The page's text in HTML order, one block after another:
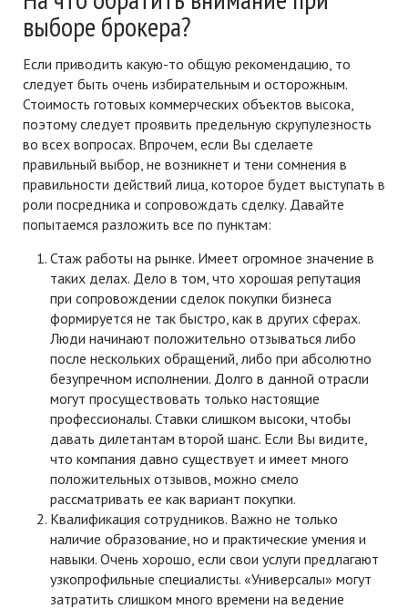
выборе брокера?
Если приводить какую-то общую рекомендацию, то
следует быть очень избирательным и осторожным.
Стоимость готовых коммерческих объектов высока,
поэтому следует проявить предельную скрупулезность
во всех вопросах. Впрочем, если Вы сделаете
правильный выбор, не возникнет и тени сомнения в
правильности действий лица, которое будет выступать в
роли посредника и сопровождать сделку. Давайте
попытаемся разложить все по пунктам:
Стаж работы на рынке. Имеет огромное значение в
таких делах. Дело в том, что хорошая репутация
при сопровождении сделок покупки бизнеса
формируется не так быстро, как в других сферах.
Люди начинают положительно отзываться либо
после нескольких обращений, либо при абсолютно
безупречном исполнении. Долго в данной отрасли
могут просуществовать только настоящие
профессионалы. Ставки слишком высоки, чтобы
давать дилетантам второй шанс. Если Вы видите,
что компания давно существует и имеет много
положительных отзывов, можно смело
рассматривать ее как вариант покупки.
Квалификация сотрудников. Важно не только
наличие образование, но и практические умения и
навыки. Очень хорошо, если свои услуги предлагают
узкопрофильные специалисты. «Универсалы» могут
затратить слишком много времени на ведение